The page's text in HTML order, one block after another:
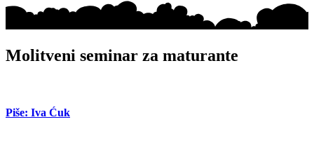
Molitveni seminar za maturante
Piše: Iva Ćuk